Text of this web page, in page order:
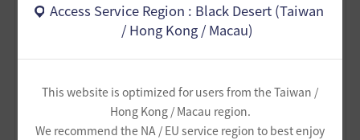
Access Service Region : Black Desert (Taiwan
/ Hong Kong / Macau)
This website is optimized for users from the Taiwan /
Hong Kong / Macau region.
We recommend the NA / EU service region to best enjoy